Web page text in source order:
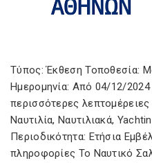
Τύπος: Έκθεση Τοποθεσία:
Ημερομηνία: Από 04/12/
περισσότερες
Ναυτιλία, Ναυτιλιακά,
Περιοδικότητα: Ετήσια
πληροφορίες Το Ναυτικό